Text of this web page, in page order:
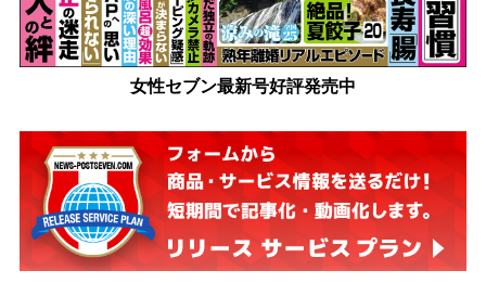
女性セブン最新号好評発売中